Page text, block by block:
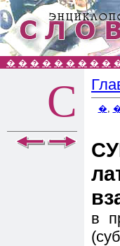
� � � � � � � � �
С �,
в